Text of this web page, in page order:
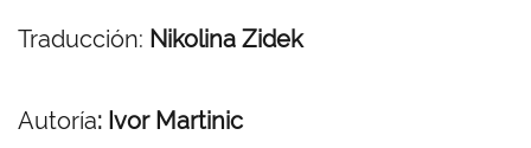
Traducción: Nikolina Zidek
Autoría: Ivor Martinic